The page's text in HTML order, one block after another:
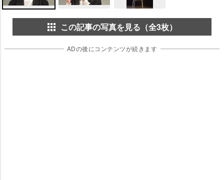
この記事の写真を見る（全3枚）
ADの後にコンテンツが続きます